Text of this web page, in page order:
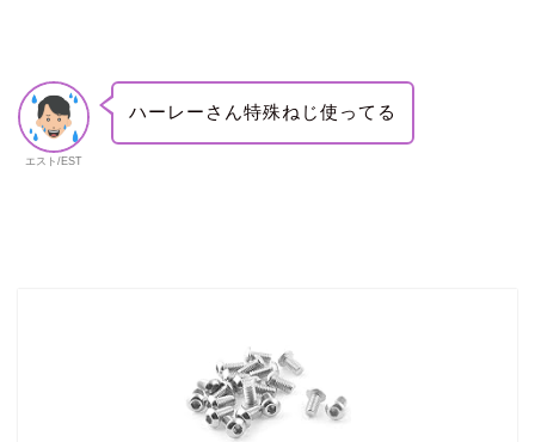
エスト/EST
ハーレーさん特殊ねじ使ってる